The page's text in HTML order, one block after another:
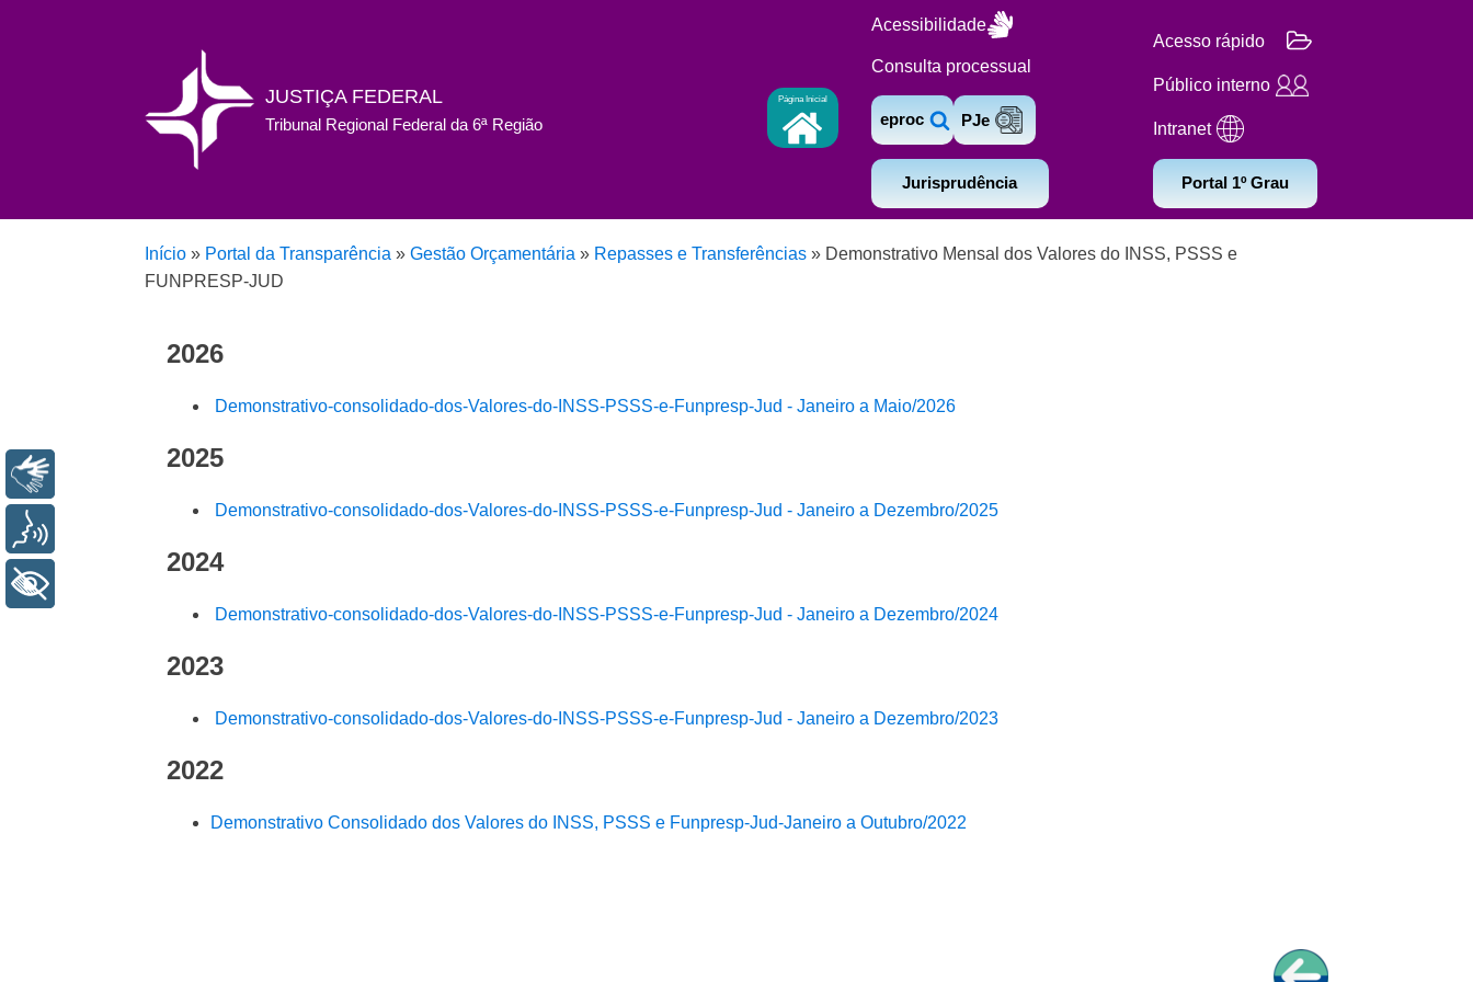
JUSTIÇA FEDERAL
Tribunal Regional Federal da 6ª Região
Página Inicial
Acessibilidade
Consulta processual
eproc PJe
Jurisprudência
Acesso rápido
Público interno
Intranet
Portal 1º Grau
Início » Portal da Transparência » Gestão Orçamentária » Repasses e Transferências » Demonstrativo Mensal dos Valores do INSS, PSSS e
FUNPRESP-JUD
2026
Demonstrativo-consolidado-dos-Valores-do-INSS-PSSS-e-Funpresp-Jud - Janeiro a Maio/2026
2025
Demonstrativo-consolidado-dos-Valores-do-INSS-PSSS-e-Funpresp-Jud - Janeiro a Dezembro/2025
2024
Demonstrativo-consolidado-dos-Valores-do-INSS-PSSS-e-Funpresp-Jud - Janeiro a Dezembro/2024
2023
Demonstrativo-consolidado-dos-Valores-do-INSS-PSSS-e-Funpresp-Jud - Janeiro a Dezembro/2023
2022
Demonstrativo Consolidado dos Valores do INSS, PSSS e Funpresp-Jud-Janeiro a Outubro/2022